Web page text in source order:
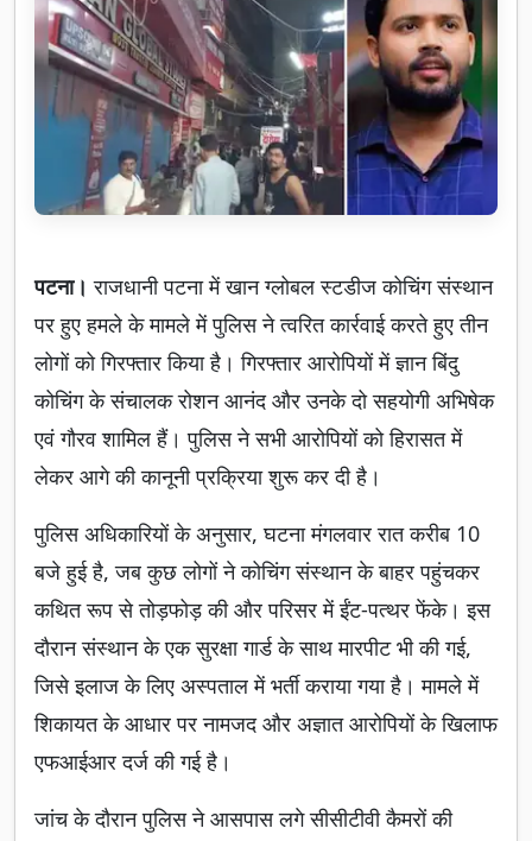
पटना।राजधानी पटना में खान ग्लोबल स्टडीज कोचिंग संस्थान
पर हुए हमले के मामले में पुलिस ने त्वरित कार्रवाई करते हुए तीन
लोगों को गिरफ्तार किया है। गिरफ्तार आरोपियों में ज्ञान बिंदु
कोचिंग के संचालक रोशन आनंद और उनके दो सहयोगी अभिषेक
एवं गौरव शामिल हैं। पुलिस ने सभी आरोपियों को हिरासत में
लेकर आगे की कानूनी प्रक्रिया शुरू कर दी है।
पुलिस अधिकारियों के अनुसार, घटना मंगलवार रात करीब 10
बजे हुई है, जब कुछ लोगों ने कोचिंग संस्थान के बाहर पहुंचकर
कथित रूप से तोड़फोड़ की और परिसर में ईंट-पत्थर फेंके। इस
दौरान संस्थान के एक सुरक्षा गार्ड के साथ मारपीट भी की गई,
जिसे इलाज के लिए अस्पताल में भर्ती कराया गया है। मामले में
शिकायत के आधार पर नामजद और अज्ञात आरोपियों के खिलाफ
एफआईआर दर्ज की गई है।
जांच के दौरान पुलिस ने आसपास लगे सीसीटीवी कैमरों की